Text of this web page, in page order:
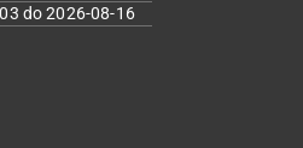
do 2026-08-16